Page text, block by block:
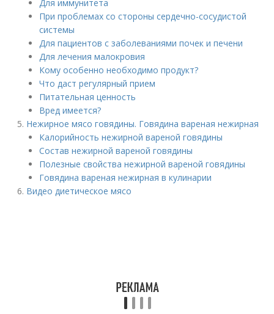
Для иммунитета
При проблемах со стороны сердечно-сосудистой
системы
Для пациентов с заболеваниями почек и печени
Для лечения малокровия
Кому особенно необходимо продукт?
Что даст регулярный прием
Питательная ценность
Вред имеется?
Нежирное мясо говядины. Говядина вареная нежирная
Калорийность нежирной вареной говядины
Состав нежирной вареной говядины
Полезные свойства нежирной вареной говядины
Говядина вареная нежирная в кулинарии
Видео диетическое мясо